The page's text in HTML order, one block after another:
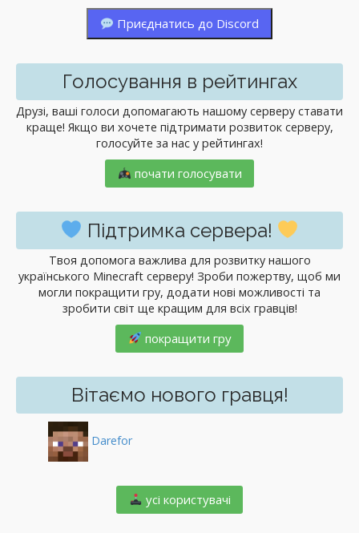
Приєднатись до Discord
Голосування в рейтингах
Друзі, ваші голоси допомагають нашому серверу ставати
краще! Якщо ви хочете підтримати розвиток серверу,
голосуйте за нас у рейтингах!
почати голосувати
Підтримка сервера!
Твоя допомога важлива для розвитку нашого
українського Minecraft серверу! Зроби пожертву, щоб ми
могли покращити гру, додати нові можливості та
зробити світ ще кращим для всіх гравців!
покращити гру
Вітаємо нового гравця!
Darefor
️ усі користувачі